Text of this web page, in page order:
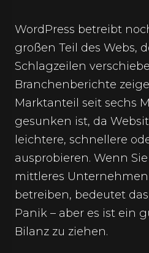
WordPress betreibt
großen Teil des Webs,
Schlagzeilen
Branchenberichte
Marktanteil seit sechs
gesunken ist, da
leichtere, schnellere
ausprobieren. Wenn
mittleres Unternehmen
betreiben, bedeutet
Panik – aber es ist ein
Bilanz zu ziehen.